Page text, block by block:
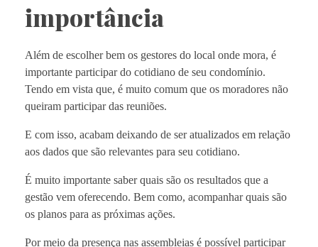
importância
Além de escolher bem os gestores do local onde mora, é
importante participar do cotidiano de seu condomínio.
Tendo em vista que, é muito comum que os moradores não
queiram participar das reuniões.
E com isso, acabam deixando de ser atualizados em relação
aos dados que são relevantes para seu cotidiano.
É muito importante saber quais são os resultados que a
gestão vem oferecendo. Bem como, acompanhar quais são
os planos para as próximas ações.
Por meio da presença nas assembleias é possível participar